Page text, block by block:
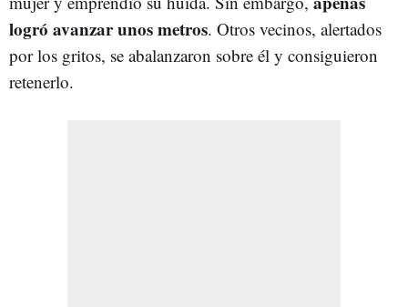
logró avanzar unos metros. Otros vecinos, alertados
por los gritos, se abalanzaron sobre él y consiguieron
retenerlo.